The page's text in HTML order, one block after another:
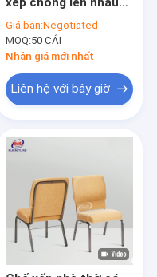
chỉnh Trọng lượng
nhẹ cho giáo sĩ
Giá bán:Negotiated
MOQ:50 CÁI
Nhận giá mới nhất
Liên hệ với bây giờ